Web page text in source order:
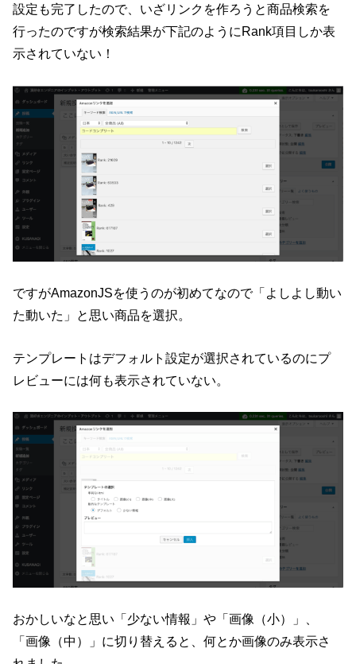
設定も完了したので、いざリンクを作ろうと商品検索を
行ったのですが検索結果が下記のようにRank項目しか表
示されていない！
ですがAmazonJSを使うのが初めてなので「よしよし動い
た動いた」と思い商品を選択。
テンプレートはデフォルト設定が選択されているのにプ
レビューには何も表示されていない。
おかしいなと思い「少ない情報」や「画像（小）」、
「画像（中）」に切り替えると、何とか画像のみ表示さ